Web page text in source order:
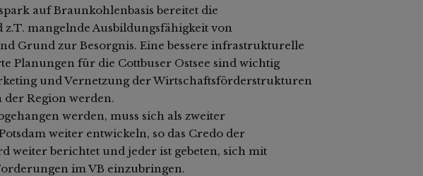
auf Braunkohlenbasis bereitet die
mangelnde Ausbildungsfähigkeit von
Grund zur Besorgnis. Eine bessere infrastrukturelle
Planungen für die Cottbuser Ostsee sind wichtig
und Vernetzung der Wirtschaftsförderstrukturen
Region werden.
werden, muss sich als zweiter
weiter entwickeln, so das Credo der
weiter berichtet und jeder ist gebeten, sich mit
im VB einzubringen.